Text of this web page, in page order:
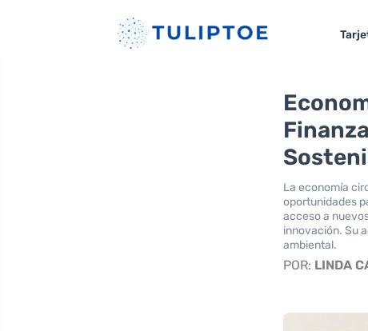
La economía
oportunidades
acceso a
innovación. Su
ambiental.
POR: LINDA